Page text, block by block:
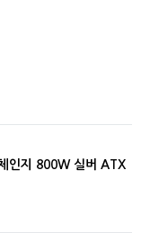
인지 800W 실버 ATX